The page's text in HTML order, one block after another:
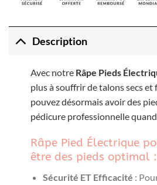
Description
Avec notre Râpe Pieds
plus à souffrir de talons secs et
pouvez désormais avoir des
pédicure professionnelle
Râpe Pied Électrique
être des pieds optimal :
Sécurité ET Efficacité :